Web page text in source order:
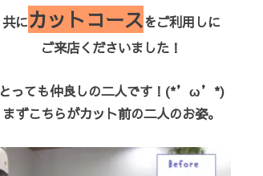
共にカットコースをご利用しに
ご来店くださいました！
とっても仲良しの二人です！(*’ω’*)
まずこちらがカット前の二人のお姿。